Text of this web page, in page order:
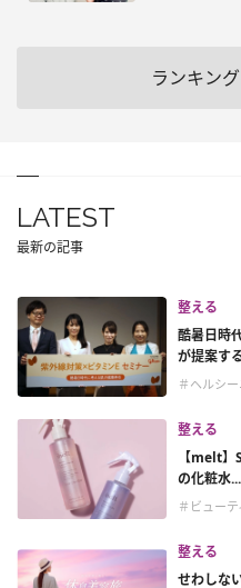
ランキン
LATEST
最新の記事
整える
酷暑日時
が提案す
＃ヘルシ
整える
【melt
の化粧水...
＃ビュー
整える
せわしな